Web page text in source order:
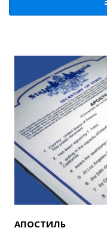
АПОСТИЛЬ